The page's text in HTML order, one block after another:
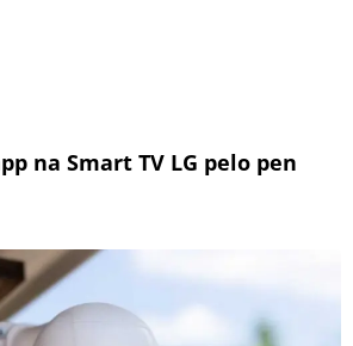
na Smart TV LG pelo pen